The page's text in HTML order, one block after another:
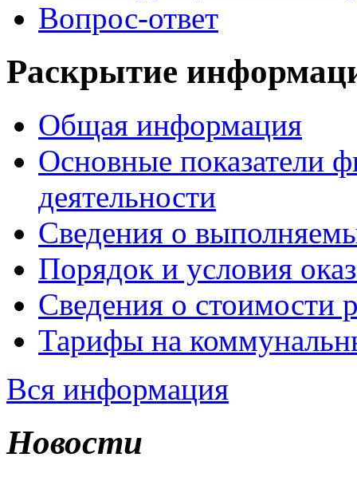
Вопрос-ответ
Раскрытие
Общая информация
Основные показатели
деятельности
Сведения о
Порядок и условия
Сведения о стоимости
Тарифы на
Вся информация
Новости